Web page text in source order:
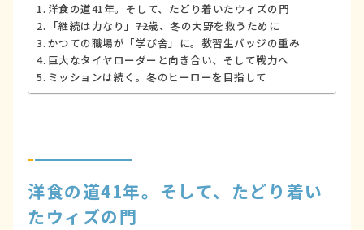
洋食の道41年。そして、たどり着いたウィズの門
「継続は力なり」――72歳、冬の大野を救うために
かつての職場が「学び舎」に。教習生バッジの重み
巨大なタイヤローダーと向き合い、そして戦力へ
ミッションは続く。冬のヒーローを目指して
洋食の道41年。そして、たどり着い
たウィズの門